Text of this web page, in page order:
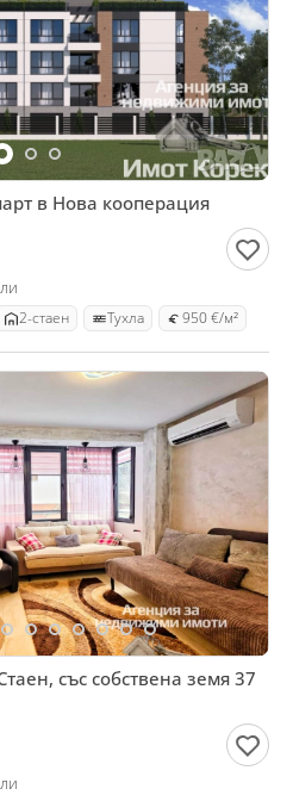
в Нова кооперация
2-стаен Тухла 950 €/м²
със собствена земя 37